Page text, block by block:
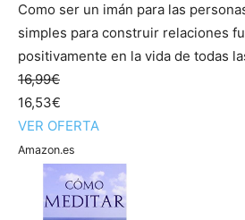
Como ser un imán para las
simples para construir relaciones
positivamente en la vida de todas
16,99€
16,53€
VER OFERTA
Amazon.es